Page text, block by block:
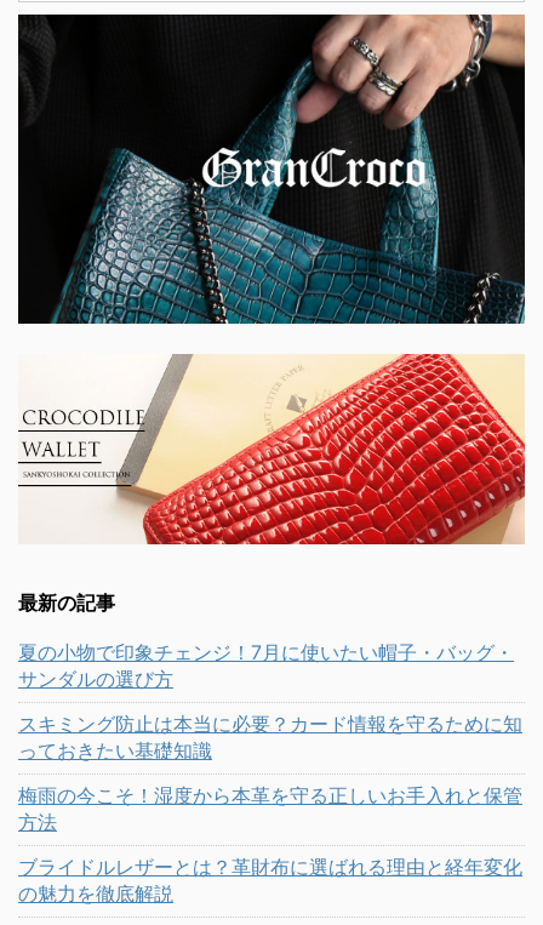
最新の記事
夏の小物で印象チェンジ！7月に使いたい帽子・バッグ・
サンダルの選び方
スキミング防止は本当に必要？カード情報を守るために知
っておきたい基礎知識
梅雨の今こそ！湿度から本革を守る正しいお手入れと保管
方法
ブライドルレザーとは？革財布に選ばれる理由と経年変化
の魅力を徹底解説